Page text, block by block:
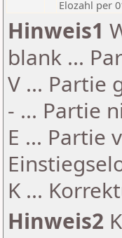
Elozahl per
Hinweis1
blank ...
V ... Partie
- ... Partie
E ... Partie
K ...
Hinweis2